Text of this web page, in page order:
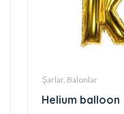
Şarlar, Balonlar
Helium balloon